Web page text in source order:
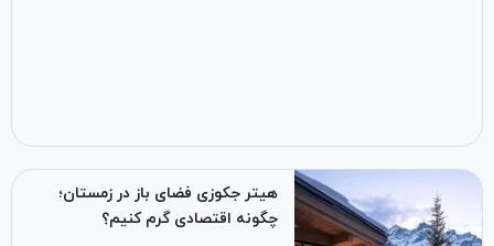
هیتر جکوزی فضای باز در زمستان؛
چگونه اقتصادی گرم کنیم؟